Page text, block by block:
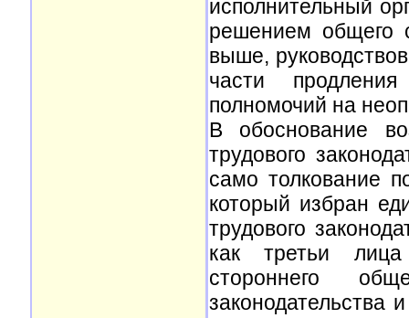
исполнительный
решением общего
выше,
части
полномочий на
В обоснование
трудового
само толкование
который избран
трудового
как третьи лица
стороннего
законодательства